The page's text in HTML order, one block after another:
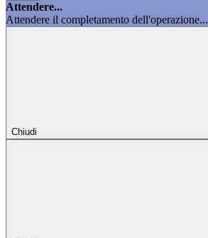
Attendere...
Attendere il completamento dell'operazione...
Chiudi